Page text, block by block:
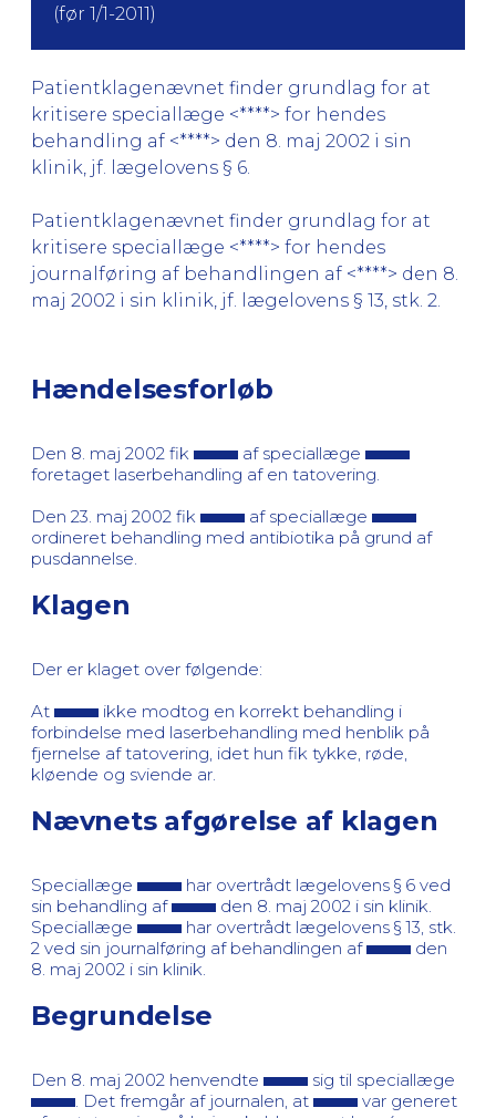
(før 1/1-2011)
Patientklagenævnet finder grundlag for at
kritisere speciallæge <****> for hendes
behandling af <****> den 8. maj 2002 i sin
klinik, jf. lægelovens § 6.
Patientklagenævnet finder grundlag for at
kritisere speciallæge <****> for hendes
journalføring af behandlingen af <****> den 8.
maj 2002 i sin klinik, jf. lægelovens § 13, stk. 2.
Hændelsesforløb
Den 8. maj 2002 fik
af speciallæge
foretaget laserbehandling af en tatovering.
Den 23. maj 2002 fik
af speciallæge
ordineret behandling med antibiotika på grund af
pusdannelse.
Klagen
Der er klaget over følgende:
At
ikke modtog en korrekt behandling i
forbindelse med laserbehandling med henblik på
fjernelse af tatovering, idet hun fik tykke, røde,
kløende og sviende ar.
Nævnets afgørelse af klagen
Speciallæge
har overtrådt lægelovens § 6 ved
sin behandling af
den 8. maj 2002 i sin klinik.
Speciallæge
har overtrådt lægelovens § 13, stk.
2 ved sin journalføring af behandlingen af
den
8. maj 2002 i sin klinik.
Begrundelse
Den 8. maj 2002 henvendte
sig til speciallæge
. Det fremgår af journalen, at
var generet